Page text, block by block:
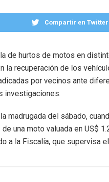
Compartir en Twitter
de hurtos de motos en
la recuperación de los
por vecinos ante
investigaciones.
madrugada del sábado,
una moto valuada en US$
a la Fiscalía, que supervisa